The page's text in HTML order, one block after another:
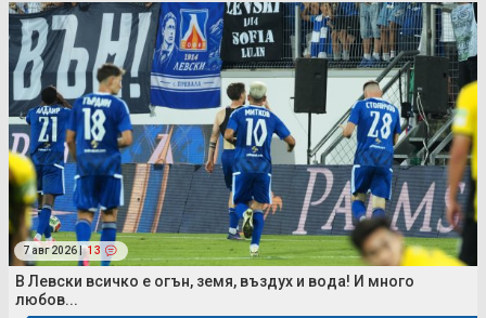
7 авг 2026 | 13
В Левски всичко е огън, земя, въздух и вода! И много
любов...